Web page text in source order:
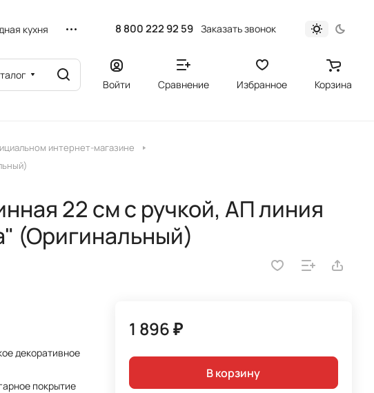
кухня 8 800 222 92 59 Заказать звонок
Войти Сравнение Избранное Корзина
интернет-магазине
22 см с ручкой, АП линия
(Оригинальный)
декоративное
покрытие
1 896 ₽
В корзину